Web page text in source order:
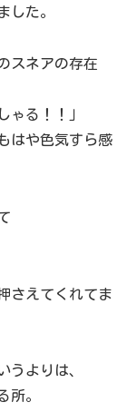
した。
スネアの存在
ゃる！！」
はや色気すら感
さえてくれてま
うよりは、
所。